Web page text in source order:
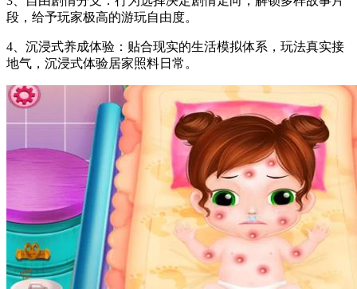
段，给予玩家极高的游玩自由度。
4、沉浸式养成体验：贴合现实的生活模拟体系，玩法真实接
地气，沉浸式体验居家照料日常。